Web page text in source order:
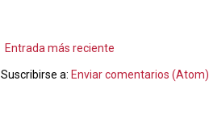
Entrada más reciente
Suscribirse a: Enviar comentarios (Atom)